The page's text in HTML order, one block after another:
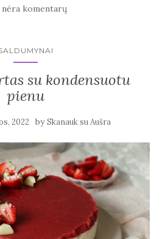
nėra komentarų
su kondensuotu
pienu
2022 bySkanauk su Aušra